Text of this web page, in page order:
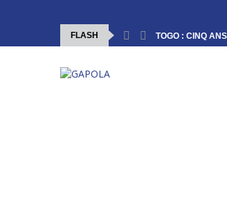
FLASH TOGO : CINQ